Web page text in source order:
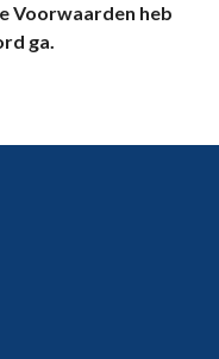
Voorwaarden heb
ga.